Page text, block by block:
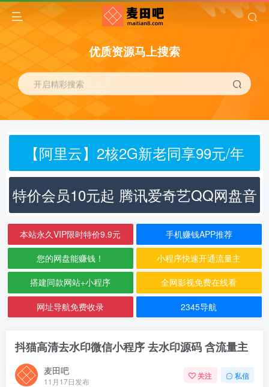
优质资源马上搜索
开启精彩搜索
【阿里云】2核2G新老同享99元/年
特价会员10元起 腾讯爱奇艺QQ网盘音
乐
本站永久VIP限时特价9.9元 手机赚钱APP推荐
您的网盘能赚钱！ 小程序快速开通流量主
搭建同款网站+小程序 全网影视免费在线看
网址导航免费收录 2345导航
抖猫高清去水印微信小程序 去水印源码 含流量主
麦田吧
11月17日发布
关注 私信